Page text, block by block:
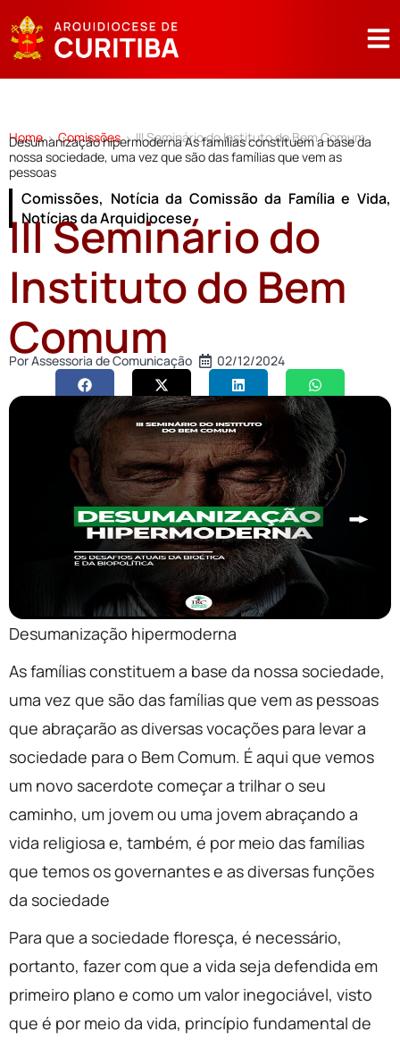
Home > Comissões > III Seminário do Instituto do Bem Comum
Desumanização hipermoderna As famílias constituem a base da
nossa sociedade, uma vez que são das famílias que vem as
pessoas
Comissões, Notícia da Comissão da Família e Vida,
Notícias da Arquidiocese
III Seminário do
Instituto do Bem
Comum
PorAssessoria de Comunicação 02/12/2024
Desumanização hipermoderna
As famílias constituem a base da nossa sociedade,
uma vez que são das famílias que vem as pessoas
que abraçarão as diversas vocações para levar a
sociedade para o Bem Comum. É aqui que vemos
um novo sacerdote começar a trilhar o seu
caminho, um jovem ou uma jovem abraçando a
vida religiosa e, também, é por meio das famílias
que temos os governantes e as diversas funções
da sociedade
Para que a sociedade floresça, é necessário,
portanto, fazer com que a vida seja defendida em
primeiro plano e como um valor inegociável, visto
que é por meio da vida, princípio fundamental de